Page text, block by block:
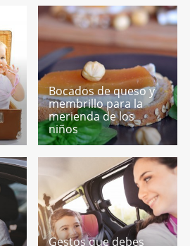
Bocados de queso y
membrillo para la
merienda de los
niños
Gestos que debes